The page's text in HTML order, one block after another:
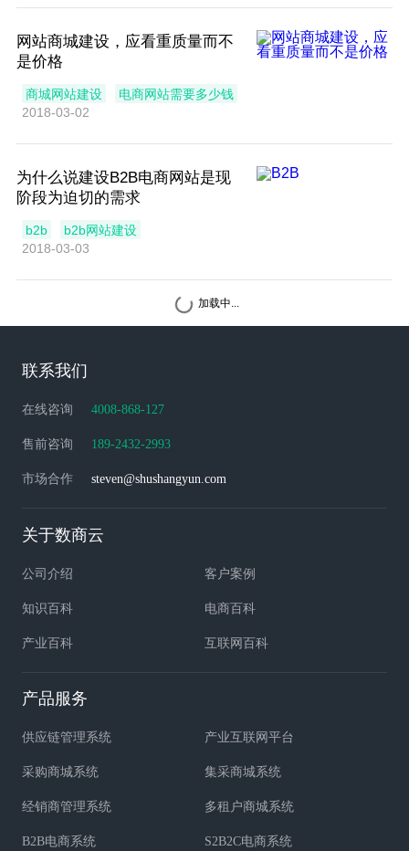
网站商城建设，应看重质量而不
是价格
商城网站建设
电商网站需要多少钱
2018-03-02
为什么说建设B2B电商网站是现
阶段为迫切的需求
b2b
b2b网站建设
2018-03-03
加载中...
联系我们
在线咨询 4008-868-127
售前咨询 189-2432-2993
市场合作 steven@shushangyun.com
关于数商云
公司介绍 客户案例
知识百科 电商百科
产业百科 互联网百科
产品服务
供应链管理系统 产业互联网平台
采购商城系统 集采商城系统
经销商管理系统 多租户商城系统
B2B电商系统 S2B2C电商系统